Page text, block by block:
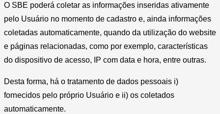
O SBE poderá coletar as informações inseridas ativamente
pelo Usuário no momento de cadastro e, ainda informações
coletadas automaticamente, quando da utilização do website
e páginas relacionadas, como por exemplo, características
do dispositivo de acesso, IP com data e hora, entre outras.
Desta forma, há o tratamento de dados pessoais i)
fornecidos pelo próprio Usuário e ii) os coletados
automaticamente.